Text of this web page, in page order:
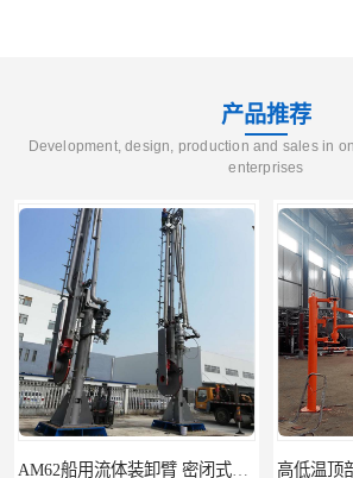
产品推荐
Development, design, production and sales in
enterprises